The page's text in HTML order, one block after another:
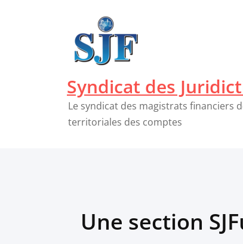
Syndicat des
Le syndicat des magistrats financiers
territoriales des comptes
Une section